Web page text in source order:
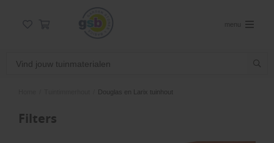
menu
Douglas en Larix tuinhout
Filters